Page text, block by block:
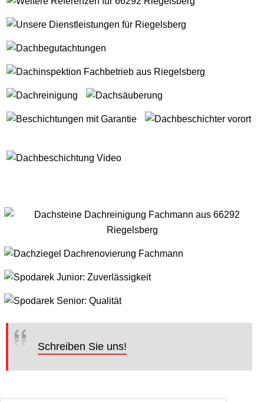
Schreiben Sie uns!